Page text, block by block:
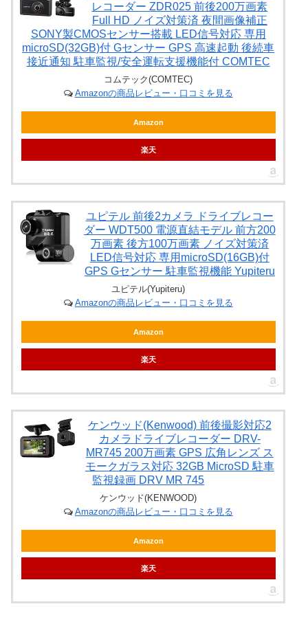
レコーダー ZDR025 前後200万画素
Full HD ノイズ対策済 夜間画像補正
SONY製CMOSセンサー搭載 LED信号対応 専用
microSD(32GB)付 Gセンサー GPS 高速起動 後続車
接近通知 駐車監視/安全運転支援機能付 COMTEC
コムテック(COMTEC)
Amazonの商品レビュー・口コミを見る
Amazon
楽天
ユピテル 前後2カメラ ドライブレコー
ダー WDT500 電源直結モデル 前方200
万画素 後方100万画素 ノイズ対策済
LED信号対応 専用microSD(16GB)付
GPS Gセンサー 駐車監視機能 Yupiteru
ユピテル(Yupiteru)
Amazonの商品レビュー・口コミを見る
Amazon
楽天
ケンウッド(Kenwood) 前後撮影対応2
カメラドライブレコーダー DRV-
MR745 200万画素 GPS 広角レンズ ス
モークガラス対応 32GB MicroSD 駐車
監視録画 DRV MR 745
ケンウッド(KENWOOD)
Amazonの商品レビュー・口コミを見る
Amazon
楽天